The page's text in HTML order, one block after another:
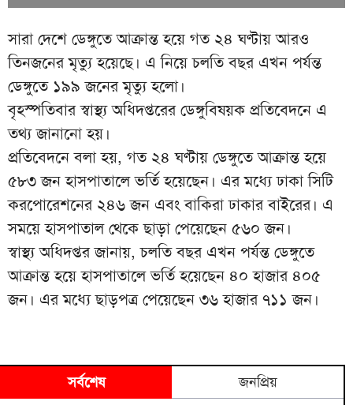
সারা দেশে ডেঙ্গুতে আক্রান্ত হয়ে গত ২৪ ঘণ্টায় আরও
তিনজনের মৃত্যু হয়েছে। এ নিয়ে চলতি বছর এখন পর্যন্ত
ডেঙ্গুতে ১৯৯ জনের মৃত্যু হলো।
বৃহস্পতিবার স্বাস্থ্য অধিদপ্তরের ডেঙ্গুবিষয়ক প্রতিবেদনে এ
তথ্য জানানো হয়।
প্রতিবেদনে বলা হয়, গত ২৪ ঘণ্টায় ডেঙ্গুতে আক্রান্ত হয়ে
৫৮৩ জন হাসপাতালে ভর্তি হয়েছেন। এর মধ্যে ঢাকা সিটি
করপোরেশনের ২৪৬ জন এবং বাকিরা ঢাকার বাইরের। এ
সময়ে হাসপাতাল থেকে ছাড়া পেয়েছেন ৫৬০ জন।
স্বাস্থ্য অধিদপ্তর জানায়, চলতি বছর এখন পর্যন্ত ডেঙ্গুতে
আক্রান্ত হয়ে হাসপাতালে ভর্তি হয়েছেন ৪০ হাজার ৪০৫
জন। এর মধ্যে ছাড়পত্র পেয়েছেন ৩৬ হাজার ৭১১ জন।
সর্বশেষ জনপ্রিয়